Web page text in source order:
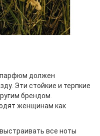
парфюм должен
Эти стойкие и терпкие
брендом.
женщинам как
все ноты